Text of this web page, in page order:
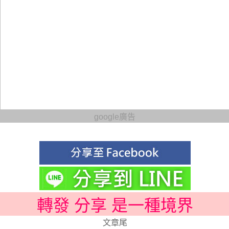
google廣告
轉發 分享 是一種境界
文章尾